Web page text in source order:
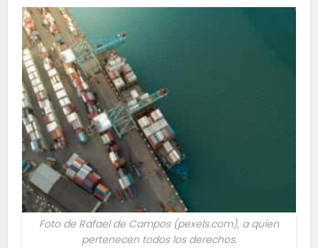
Foto de Rafael de Campos (pexels.com), a quien
pertenecen todos los derechos.